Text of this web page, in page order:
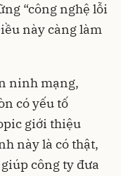
“công nghệ lỗi
này càng làm
ninh mạng,
có yếu tố
giới thiệu
này là có thật,
công ty đưa